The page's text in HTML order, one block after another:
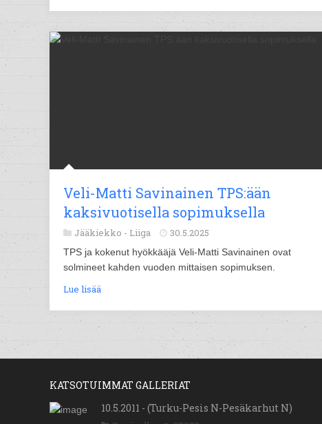
Veli-Matti Savinainen TPS:ään
kaksivuotisella sopimuksella
Jääkiekko - Liiga 30.5.2025
TPS ja kokenut hyökkääjä Veli-Matti Savinainen ovat
solmineet kahden vuoden mittaisen sopimuksen.
Lue lisää
KATSOTUIMMAT GALLERIAT
10.5.2011 - (Turku-Pesis N-Pesäkarhut N)